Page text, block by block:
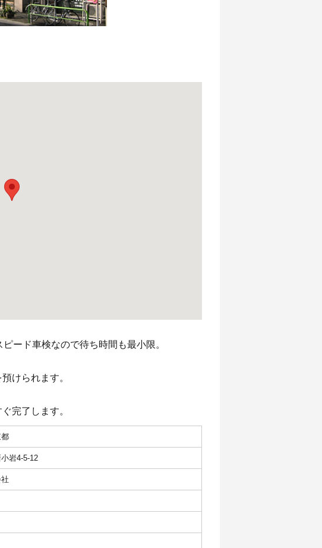
ード車検なので待ち時間も最小限。
けられます。
完了します。
岩4-5-12